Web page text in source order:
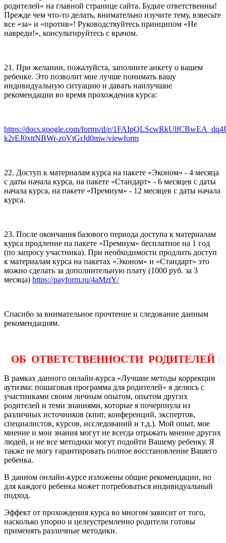
родителей» на главной странице сайта. Будьте ответственны!
Прежде чем что-то делать, внимательно изучите тему, взвесьте
все «за» и «против»! Руководствуйтесь принципом «Не
навреди!», консультируйтесь с врачом.
21. При желании, пожалуйста, заполните анкету о вашем
ребенке. Это позволит мне лучше понимать вашу
индивидуальную ситуацию и давать наилучшие
рекомендации во время прохождения курса:
https://docs.google.com/forms/d/e/
k2rEJ0xttNBWr-zoVtGrJd0mw/viewform
22. Доступ к материалам курса на пакете «Эконом» - 4 месяца
с даты начала курса, на пакете «Стандарт» - 6 месяцев с даты
начала курса, на пакете «Премиум» - 12 месяцев с даты начала
курса.
23. После окончания базового периода доступа к материалам
курса продление на пакете «Премиум» бесплатное на 1 год
(по запросу участника). При необходимости продлить доступ
к материалам курса на пакетах «Эконом» и «Стандарт» это
можно сделать за дополнительную плату (1000 руб. за 3
месяца) https://payform.ru/4aMztY/
Спасибо за внимательное прочтение и следование данным
рекомендациям.
ОБ ОТВЕТСТВЕННОСТИ РОДИТЕЛЕЙ
В рамках данного онлайн-курса «Лучшие методы коррекции
аутизма: пошаговая программа для родителей» я делюсь с
участниками своим личным опытом, опытом других
родителей и теми знаниями, которые я почерпнула из
различных источников (книг, конференций, экспертов,
специалистов, курсов, исследований и т.д.). Мой опыт, мое
мнение и мои знания могут не всегда отражать мнение других
людей, и не все методики могут подойти Вашему ребенку. Я
также не могу гарантировать полное восстановление Вашего
ребенка.
В данном онлайн-курсе изложены общие рекомендации, но
для каждого ребенка может потребоваться индивидуальный
подход.
Эффект от прохождения курса во многом зависит от того,
насколько упорно и целеустремленно родители готовы
применять различные методики.